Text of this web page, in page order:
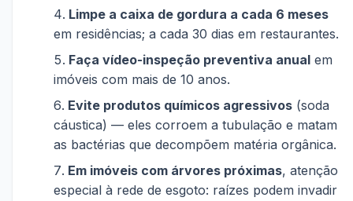
Limpe a caixa de gordura a cada 6 meses
em residências; a cada 30 dias em restaurantes.
Faça vídeo-inspeção preventiva anual em
imóveis com mais de 10 anos.
Evite produtos químicos agressivos (soda
cáustica) — eles corroem a tubulação e matam
as bactérias que decompõem matéria orgânica.
Em imóveis com árvores próximas, atenção
especial à rede de esgoto: raízes podem invadir